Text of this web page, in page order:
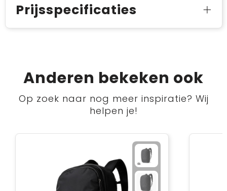
Prijsspecificaties
Anderen bekeken ook
Op zoek naar nog meer inspiratie? Wij
helpen je!